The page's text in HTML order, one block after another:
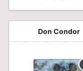
Don Condor